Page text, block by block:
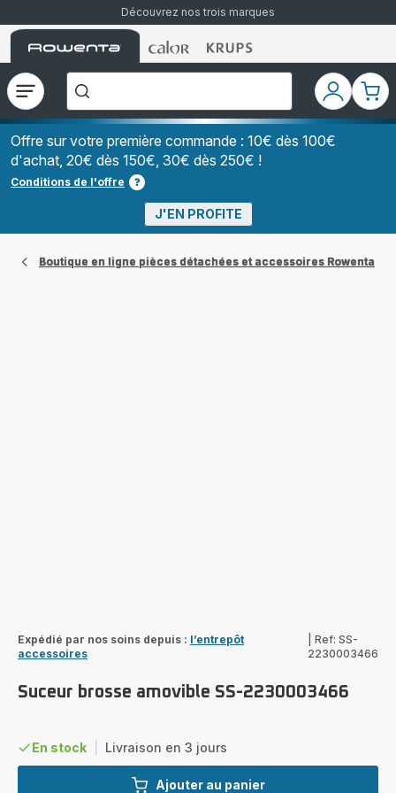
Découvrez nos trois marques
Accueil
Rowenta
Accueil
Rowenta
Accueil
Rowenta
Ouvrir
le
menu
recherchez-
vous
?","Aspirateurs
à
Grains","Centrales
Vapeurs","Sèche
Cheveux"]
Mon
compte
Mon
Offre sur votre première commande : 10€ dès 100€
d'achat, 20€ dès 150€, 30€ dès 250€ !
Conditions de l'offre
J'EN PROFITE
Boutique en ligne pièces détachées et accessoires Rowenta
Expédié par nos soins depuis : l’entrepôt
accessoires
Ref: SS-
2230003466
Suceur brosse amovible SS-2230003466
En stock Livraison en 3 jours
Ajouter au panier